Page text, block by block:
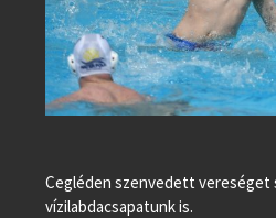
Cegléden szenvedett vereséget
vízilabdacsapatunk is.